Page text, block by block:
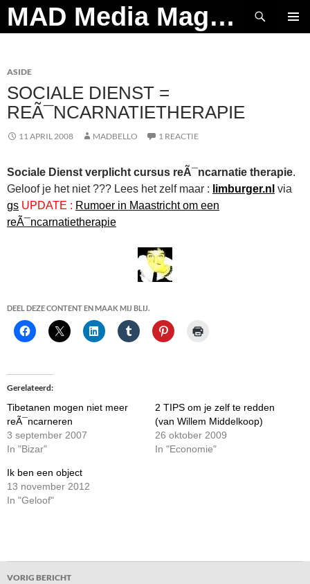
Ga
naar
MAD Media Magazine
Zoeken
ASIDE
SOCIALE DIENST =
REÃ¯NCARNATIETHERAPIE
11 APRIL 2008 MADBELLO 1 REACTIE
Sociale Dienst verplicht cursus reÃ¯ncarnatie therapie.
Geloof je het niet ??? Lees het zelf maar : limburger.nl via
gs UPDATE : Rumoer in Maastricht om een
reÃ¯ncarnatietherapie
DEEL DEZE CONTENT EN MAAK MIJ BLIJ.
Gerelateerd
Tibetanen mogen niet meer
reÃ¯ncarneren
3 september 2007
In "Bizar"
2 TIPS om je zelf te redden
(van Willem Middelkoop)
26 oktober 2009
In "Economie"
Ik ben een object
13 november 2012
In "Geloof"
Bericht
VORIG BERICHT